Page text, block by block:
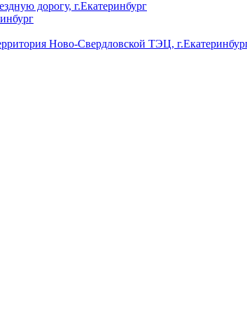
дорогу, г.Екатеринбург
Ново-Свердловской ТЭЦ,